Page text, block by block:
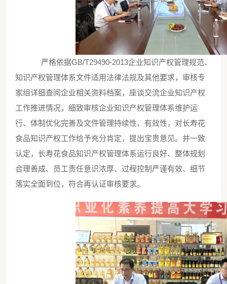
严格依据GB/T29490-2013企业知识产权管理规范、
知识产权管理体系文件适用法律法规及其他要求，审核专
家组详细查阅企业相关资料档案，座谈交流企业知识产权
工作推进情况，细致审核企业知识产权管理体系维护运
行、体制优化完善及文件管理持续性、有效性，对长寿花
食品知识产权工作给予充分肯定，提出宝贵意见。并一致
认定，长寿花食品知识产权管理体系运行良好、整体规划
合理善成、员工责任意识浓厚、过程控制严谨有效、细节
落实全面到位，符合再认证审核要求。